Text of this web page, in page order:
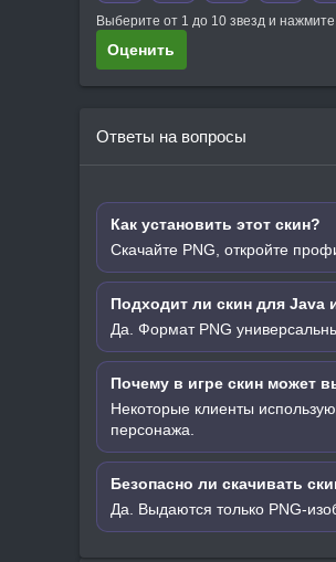
Выберите от 1 до 10 звезд и
Оценить
Ответы на вопросы
Как установить этот скин?
Скачайте PNG, откройте
Подходит ли скин для Java
Да. Формат PNG
Почему в игре скин может
Некоторые клиенты
персонажа.
Безопасно ли скачивать
Да. Выдаются только PNG-